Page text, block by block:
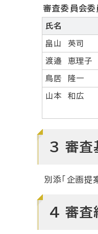
審査委員会委
氏名
畠山 英司
渡邉 恵理子
鳥居 隆一
山本 和広
3 審査
別添「企画提
4 審査